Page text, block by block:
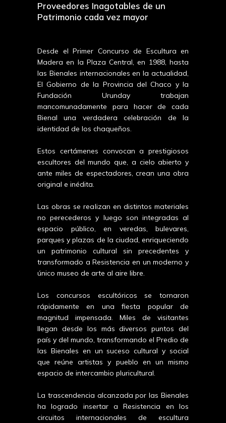
Proveedores Inagotables de un
Patrimonio cada vez mayor
Desde el Primer Concurso de Escultura en
Madera en la Plaza Central, en 1988, hasta
las Bienales internacionales en la actualidad,
El Gobierno de la Provincia del Chaco y la
Fundación Urunday trabajan
mancomunadamente para hacer de cada
Bienal una verdadera celebración de la
identidad de los chaqueños.
Estos certámenes convocan a prestigiosos
escultores del mundo que, a cielo abierto y
ante miles de espectadores, crean una obra
original e inédita.
Las obras se realizan en distintos materiales
no perecederos y luego son integradas al
espacio público, en veredas, bulevares,
parques y plazas de la ciudad, enriqueciendo
un patrimonio cultural sin precedentes y
transformado a Resistencia en un moderno y
único museo de arte al aire libre.
Los concursos escultóricos se tornaron
rápidamente en una fiesta popular de
magnitud impensada. Miles de visitantes
llegan desde los más diversos puntos del
país y del mundo, transformando el Predio de
las Bienales en un suceso cultural y social
que reúne artistas y pueblo en un mismo
espacio de intercambio pluricultural.
La trascendencia alcanzada por las Bienales
ha logrado insertar a Resistencia en los
circuitos internacionales de escultura